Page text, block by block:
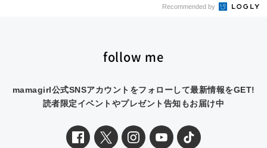
Recommended by
follow me
mamagirl公式SNSアカウントをフォローして最新情報をGET!
読者限定イベントやプレゼント告知もお届け中